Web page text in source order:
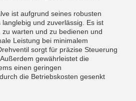
ist aufgrund seines robusten
und zuverlässig. Es ist
warten und zu bedienen und
Leistung bei minimalem
sorgt für präzise Steuerung
gewährleistet die
einen geringen
die Betriebskosten gesenkt